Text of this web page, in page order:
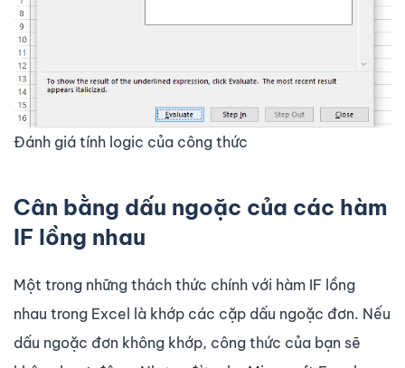
Đánh giá tính logic của công thức
Cân bằng dấu ngoặc của các hàm
IF lồng nhau
Một trong những thách thức chính với hàm IF lồng
nhau trong Excel là khớp các cặp dấu ngoặc đơn. Nếu
dấu ngoặc đơn không khớp, công thức của bạn sẽ